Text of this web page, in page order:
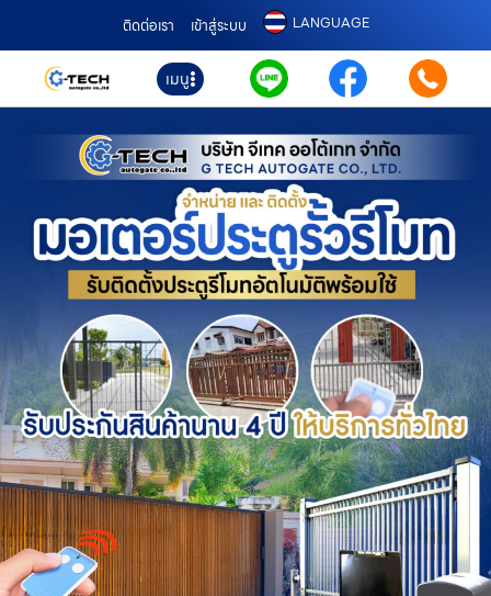
ติดต่อเรา เข้าสู่ระบบ LANGUAGE
เมนู